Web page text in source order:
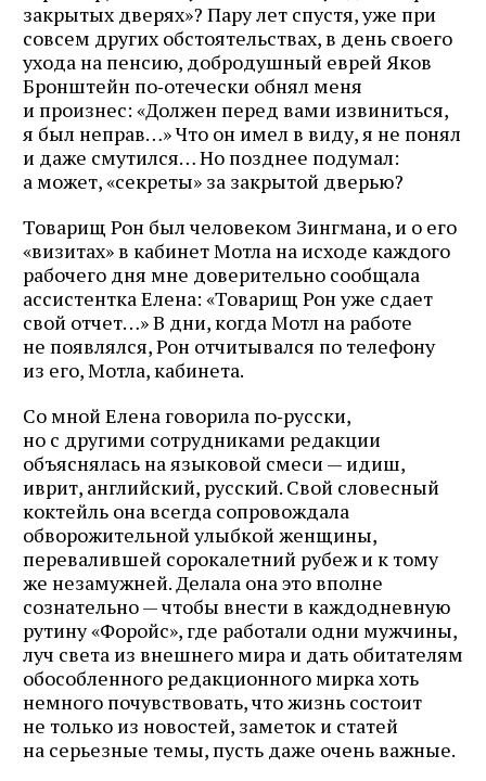
закрытых дверях»? Пару лет спустя, уже при
совсем других обстоятельствах, в день своего
ухода на пенсию, добродушный еврей Яков
Бронштейн по‑отечески обнял меня
и произнес: «Должен перед вами извиниться,
я был неправ…» Что он имел в виду, я не понял
и даже смутился… Но позднее подумал:
а может, «секреты» за закрытой дверью?
Товарищ Рон был человеком Зингмана, и о его
«визитах» в кабинет Мотла на исходе каждого
рабочего дня мне доверительно сообщала
ассистентка Елена: «Товарищ Рон уже сдает
свой отчет…» В дни, когда Мотл на работе
не появлялся, Рон отчитывался по телефону
из его, Мотла, кабинета.
Со мной Елена говорила по‑русски,
но с другими сотрудниками редакции
объяснялась на языковой смеси — идиш,
иврит, английский, русский. Свой словесный
коктейль она всегда сопровождала
обворожительной улыбкой женщины,
перевалившей сорокалетний рубеж и к тому
же незамужней. Делала она это вполне
сознательно — чтобы внести в каждодневную
рутину «Форойс», где работали одни мужчины,
луч света из внешнего мира и дать обитателям
обособленного редакционного мирка хоть
немного почувствовать, что жизнь состоит
не только из новостей, заметок и статей
на серьезные темы, пусть даже очень важные.